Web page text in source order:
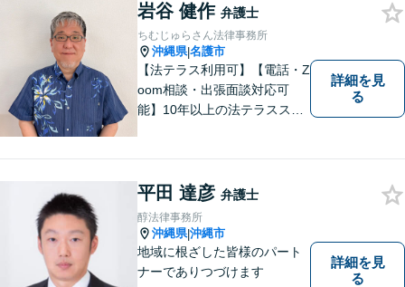
に対応し、あなたの立場に立
ったベストな紛争解決を導く
ことを常に大切にしていま
す。
岩谷 健作 弁護士
ちむじゅらさん法律事務所
沖縄県|名護市
【法テラス利用可】【電話・Z
oom相談・出張面談対応可
能】10年以上の法テラススタ
談にも親身に寄り添い、あな
たの未来を全力でサポートい
たします【沖縄北部エリア・
名護市】
詳細を見
る
平田 達彦 弁護士
醇法律事務所
沖縄県|沖縄市
地域に根ざした皆様のパート
ナーでありつづけます
詳細を見
る